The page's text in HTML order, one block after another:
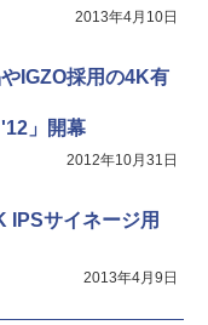
2013年4月10日
IGZO採用の4K有
」開幕
2012年10月31日
IPSサイネージ用
2013年4月9日